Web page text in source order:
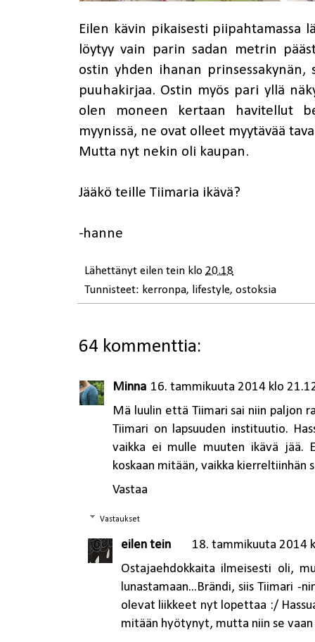
Eilen kävin pikaisesti piipahtamassa
löytyy vain parin sadan metrin
ostin yhden ihanan
puuhakirjaa. Ostin myös pari yllä
olen moneen kertaan havitellut
myynissä, ne ovat olleet myytävää
Mutta nyt nekin oli kaupan.
Jääkö teille Tiimaria ikävä?
-hanne
Lähettänyt eilen tein klo 20.18
Tunnisteet: kerronpa, lifestyle, ostoksia
64 kommenttia:
Minna 16. tammikuuta 2014 klo
Mä luulin että Tiimari sai niin paljon
Tiimari on lapsuuden instituutio.
vaikka ei mulle muuten ikävä jää.
koskaan mitään, vaikka kierreltiinhän
Vastaa
Vastaukset
eilen tein
18. tammikuuta 2014
Ostajaehdokkaita ilmeisesti oli,
lunastamaan...Brändi, siis Tiimari -
olevat liikkeet nyt lopettaa :/
mitään hyötynyt, mutta niin se